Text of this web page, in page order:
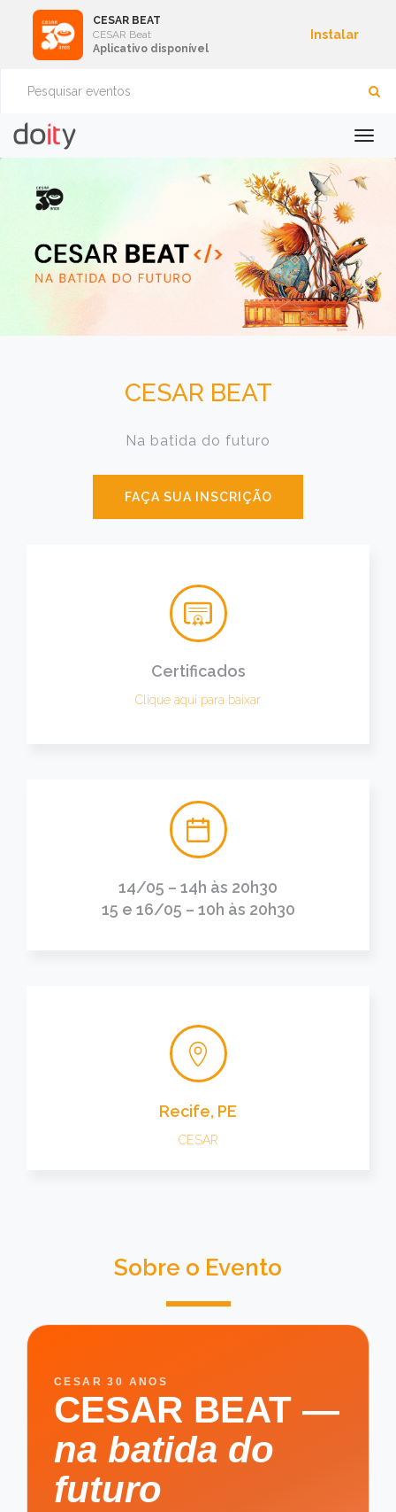
CESAR BEAT
CESAR Beat
Aplicativo disponível
Instalar
CESAR BEAT
Na batida do futuro
FAÇA SUA INSCRIÇÃO
Certificados
Clique aqui para baixar
14/05 – 14h às 20h30
15 e 16/05 – 10h às 20h30
Recife, PE
CESAR
Sobre o Evento
CESAR 30 ANOS
CESAR BEAT —
na batida do
futuro